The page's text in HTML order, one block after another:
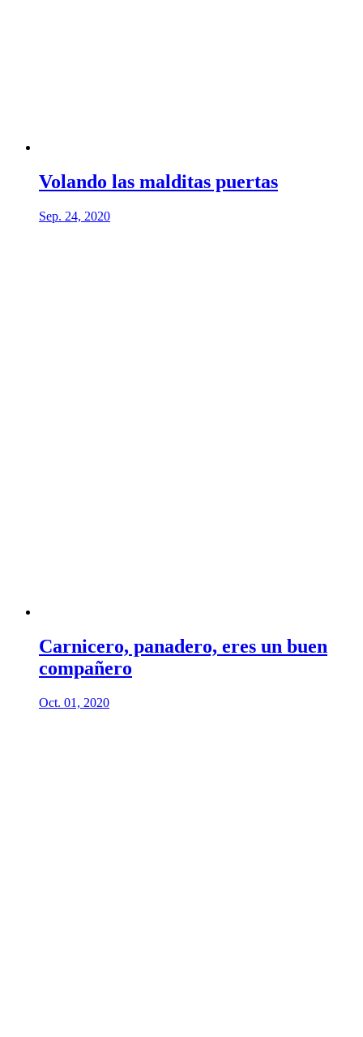
Volando las malditas puertas
Sep. 24, 2020
Carnicero, panadero, eres un buen
compañero
Oct. 01, 2020